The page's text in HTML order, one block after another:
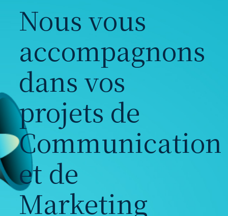
Nous vous
accompagnons
dans vos
projets de
Communication
et de
Marketing